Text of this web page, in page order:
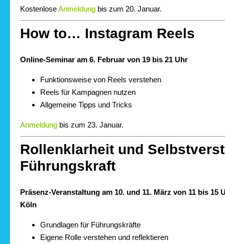
KostenloseAnmeldung bis zum 20. Januar.
How to… Instagram Reels
Online-Seminar am 6. Februar von 19 bis 21 Uhr
Funktionsweise von Reels verstehen
Reels für Kampagnen nutzen
Allgemeine Tipps und Tricks
Anmeldung bis zum 23. Januar.
Rollenklarheit und
Führungskraft
Präsenz-Veranstaltung am 10. und 11. März von 11 bis 15
Köln
Grundlagen für Führungskräfte
Eigene Rolle verstehen und reflektieren